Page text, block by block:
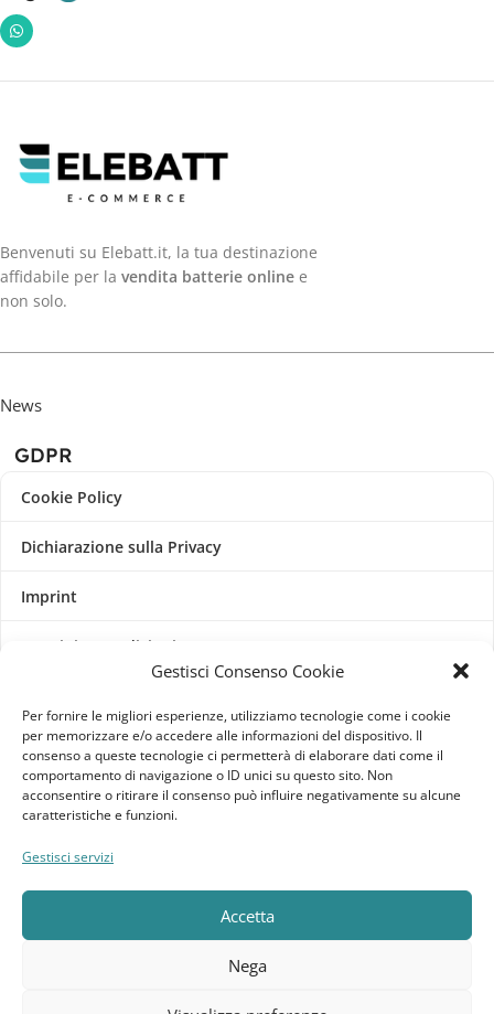
Gestisci Consenso Cookie
Per fornire le migliori esperienze, utilizziamo tecnologie come i cookie
per memorizzare e/o accedere alle informazioni del dispositivo. Il
consenso a queste tecnologie ci permetterà di elaborare dati come il
comportamento di navigazione o ID unici su questo sito. Non
acconsentire o ritirare il consenso può influire negativamente su alcune
caratteristiche e funzioni.
Gestisci servizi
Accetta
Nega
Benvenuti su Elebatt.it, la tua destinazione
affidabile per la vendita batterie online e
non solo.
News
GDPR
Cookie Policy
Dichiarazione sulla Privacy
Imprint
Termini e Condizioni
Pagine Dedicate
Raffrescatori Evaporativi Industriali
CLIENTE
Bacheca cliente